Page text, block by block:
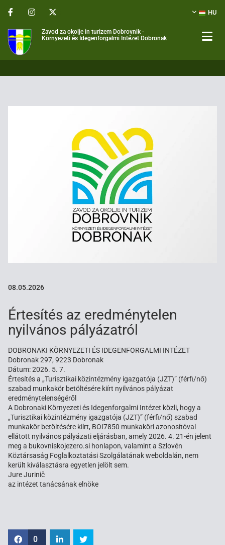
HU
Zavod za okolje in turizem Dobrovnik -
Környezeti és Idegenforgalmi Intézet Dobronak
08.05.2026
Értesítés az eredménytelen
nyilvános pályázatról
DOBRONAKI KÖRNYEZETI ÉS IDEGENFORGALMI INTÉZET
Dobronak 297, 9223 Dobronak
Dátum: 2026. 5. 7.
Értesítés a „Turisztikai közintézmény igazgatója (JZT)” (férfi/nő)
szabad munkakör betöltésére kiírt nyilvános pályázat
eredménytelenségéről
A Dobronaki Környezeti és Idegenforgalmi Intézet közli, hogy a
„Turisztikai közintézmény igazgatója (JZT)” (férfi/nő) szabad
munkakör betöltésére kiírt, BOI7850 munkaköri azonosítóval
ellátott nyilvános pályázati eljárásban, amely 2026. 4. 21-én jelent
meg a bukovniskojezero.si honlapon, valamint a Szlovén
Köztársaság Foglalkoztatási Szolgálatának weboldalán, nem
került kiválasztásra egyetlen jelölt sem.
Jure Jurinič
az intézet tanácsának elnöke
0